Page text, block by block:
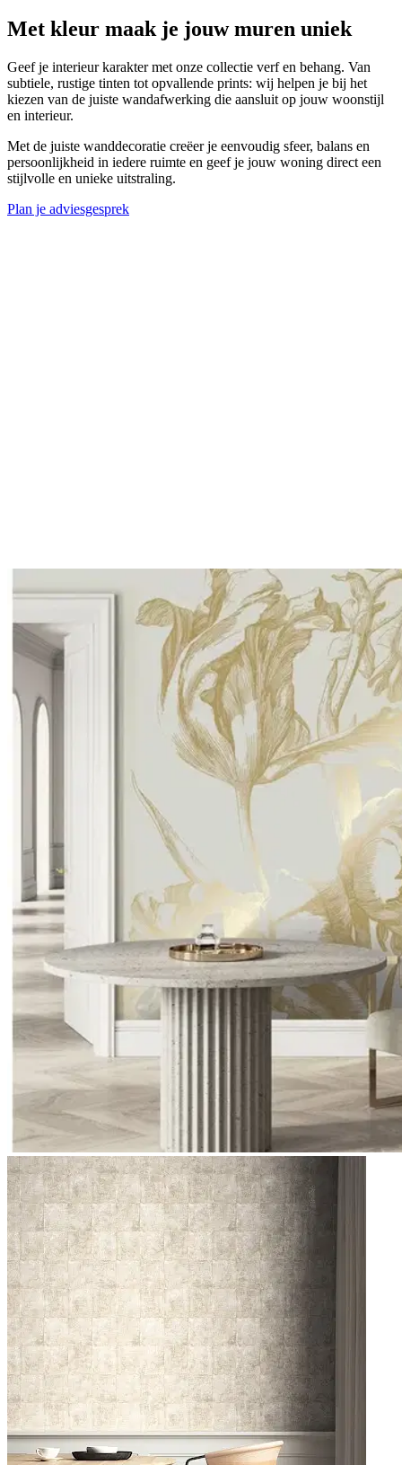
Met kleur maak je jouw muren uniek
Geef je interieur karakter met onze collectie verf en behang. Van
subtiele, rustige tinten tot opvallende prints: wij helpen je bij het
kiezen van de juiste wandafwerking die aansluit op jouw woonstijl
en interieur.
Met de juiste wanddecoratie creëer je eenvoudig sfeer, balans en
persoonlijkheid in iedere ruimte en geef je jouw woning direct een
stijlvolle en unieke uitstraling.
Plan je adviesgesprek